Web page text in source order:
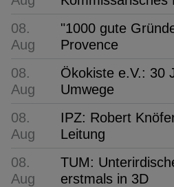
08.
Aug
"1000 gute
Provence
08.
Aug
Ökokiste e.V.: 30
Umwege
08.
Aug
IPZ: Robert
Leitung
08.
Aug
TUM:
erstmals in 3D